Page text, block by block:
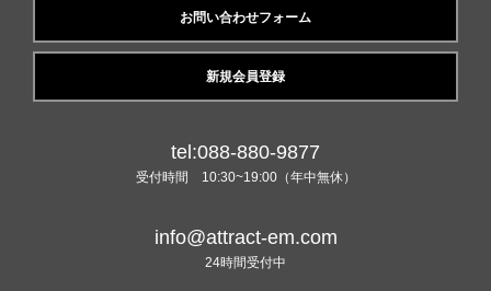
お問い合わせフォーム
新規会員登録
tel:088-880-9877
受付時間 10:30~19:00（年中無休）
info@attract-em.com
24時間受付中